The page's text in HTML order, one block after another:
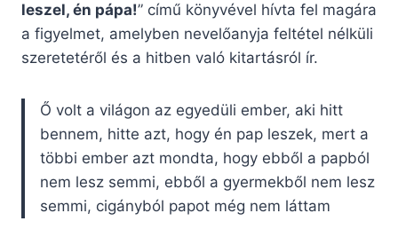
leszel, én pápa!” című könyvével hívta fel magára
a figyelmet, amelyben nevelőanyja feltétel nélküli
szeretetéről és a hitben való kitartásról ír.
Ő volt a világon az egyedüli ember, aki hitt
bennem, hitte azt, hogy én pap leszek, mert a
többi ember azt mondta, hogy ebből a papból
nem lesz semmi, ebből a gyermekből nem lesz
semmi, cigányból papot még nem láttam